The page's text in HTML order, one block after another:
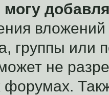
группы или
не